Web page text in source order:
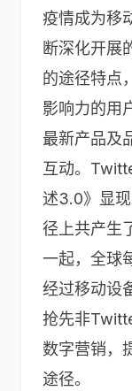
疫情成为移
断深化开展
的途径特点
影响力的用
最新产品及
互动。
述3.0》显
径上共产生
一起，全球
经过移动设
抢先非
数字营销，
途径。